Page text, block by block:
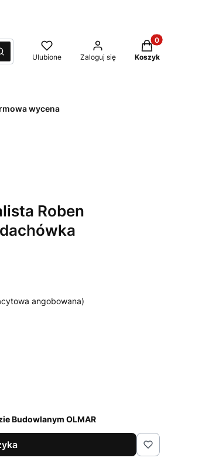
Ulubione Zaloguj się
Produkty w
Koszyk
wycena
Roben
angobowana)
Budowlanym OLMAR